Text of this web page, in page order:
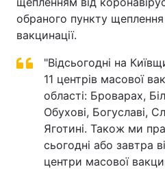
обраного пункту
вакцинації.
"Відсьогодні на
11 центрів масової
області: Броварах,
Обухові, Богуславі,
Яготині. Також ми
сьогодні або завтра
центри масової